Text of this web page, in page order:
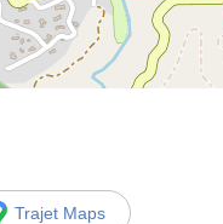
Trajet Maps